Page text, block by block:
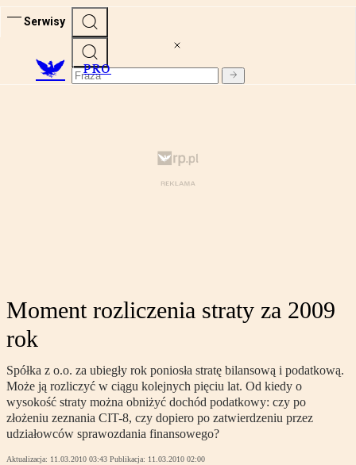
Serwisy
PRO
Moment rozliczenia straty za 2009
rok
Spółka z o.o. za ubiegły rok poniosła stratę bilansową i podatkową.
Może ją rozliczyć w ciągu kolejnych pięciu lat. Od kiedy o
wysokość straty można obniżyć dochód podatkowy: czy po
złożeniu zeznania CIT-8, czy dopiero po zatwierdzeniu przez
udziałowców sprawozdania finansowego?
Aktualizacja: 11.03.2010 03:43 Publikacja: 11.03.2010 02:00